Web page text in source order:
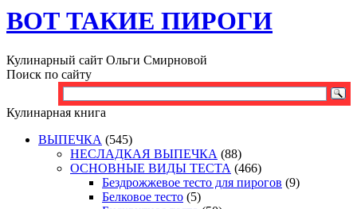
ВОТ ТАКИЕ ПИРОГИ
Кулинарный сайт Ольги Смирновой
Поиск по сайту
Кулинарная книга
ВЫПЕЧКА (545)
НЕСЛАДКАЯ ВЫПЕЧКА (88)
ОСНОВНЫЕ ВИДЫ ТЕСТА (466)
Бездрожжевое тесто для пирогов (9)
Белковое тесто (5)